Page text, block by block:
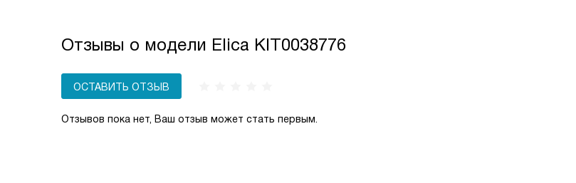
Отзывы о модели Elica KIT0038776
ОСТАВИТЬ ОТЗЫВ
Отзывов пока нет, Ваш отзыв может стать первым.